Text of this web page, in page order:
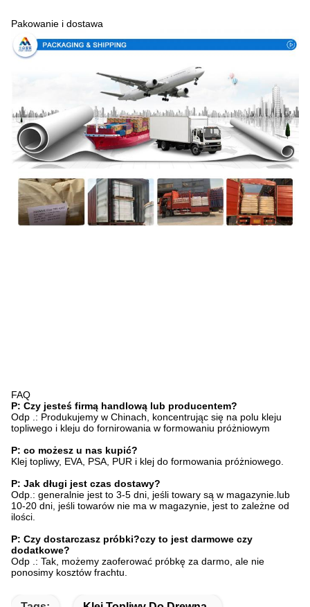
Pakowanie i dostawa
FAQ
P: Czy jesteś firmą handlową lub producentem?
Odp .: Produkujemy w Chinach, koncentrując się na polu kleju
topliwego i kleju do fornirowania w formowaniu próżniowym
P: co możesz u nas kupić?
Klej topliwy, EVA, PSA, PUR i klej do formowania próżniowego.
P: Jak długi jest czas dostawy?
Odp.: generalnie jest to 3-5 dni, jeśli towary są w magazynie.lub
10-20 dni, jeśli towarów nie ma w magazynie, jest to zależne od
ilości.
P: Czy dostarczasz próbki?czy to jest darmowe czy
dodatkowe?
Odp .: Tak, możemy zaoferować próbkę za darmo, ale nie
ponosimy kosztów frachtu.